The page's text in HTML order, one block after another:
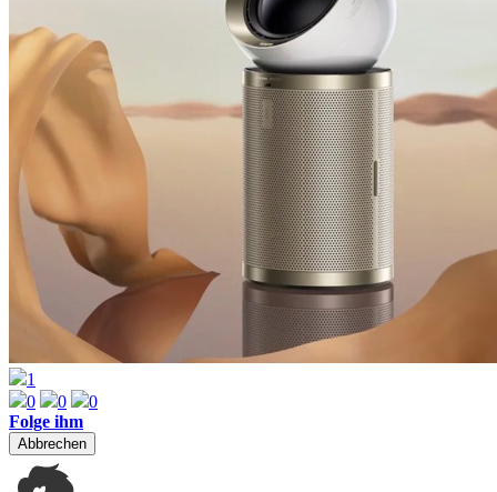
1
0
0
0
Folge ihm
Abbrechen